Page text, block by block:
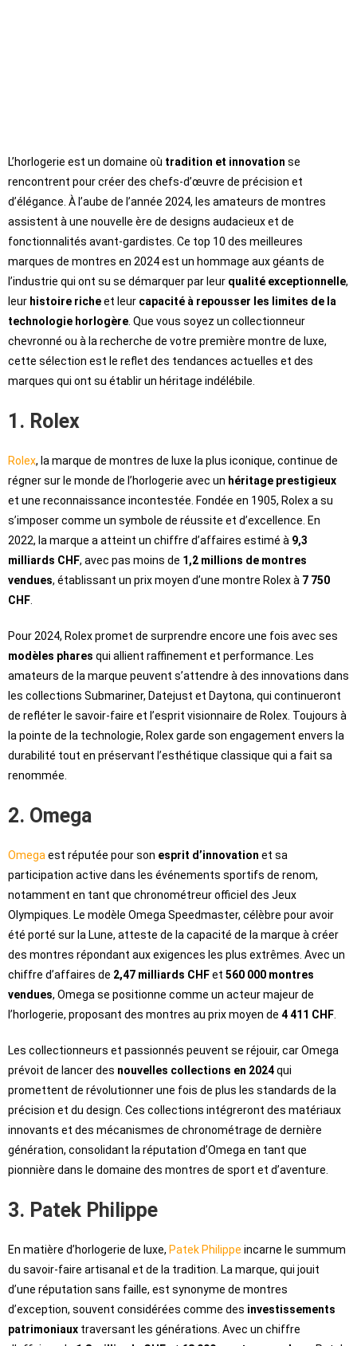
L’horlogerie est un domaine où tradition et innovation se
rencontrent pour créer des chefs-d’œuvre de précision et
d’élégance. À l’aube de l’année 2024, les amateurs de montres
assistent à une nouvelle ère de designs audacieux et de
fonctionnalités avant-gardistes. Ce top 10 des meilleures
marques de montres en 2024 est un hommage aux géants de
l’industrie qui ont su se démarquer par leur qualité exceptionnelle,
leur histoire richeet leur capacité à repousser les limites de la
technologie horlogère . Que vous soyez un collectionneur
chevronné ou à la recherche de votre première montre de luxe,
cette sélection est le reflet des tendances actuelles et des
marques qui ont su établir un héritage indélébile.
1. Rolex
Rolex, la marque de montres de luxe la plus iconique, continue de
régner sur le monde de l’horlogerie avec un héritage prestigieux
et une reconnaissance incontestée. Fondée en 1905, Rolex a su
s’imposer comme un symbole de réussite et d’excellence. En
2022, la marque a atteint un chiffre d’affaires estimé à 9,3
milliards CHF, avec pas moins de 1,2 millions de montres
vendues, établissant un prix moyen d’une montre Rolex à 7 750
CHF
Pour 2024, Rolex promet de surprendre encore une fois avec ses
modèles phares qui allient raffinement et performance. Les
amateurs de la marque peuvent s’attendre à des innovations dans
les collections Submariner, Datejust et Daytona, qui continueront
de refléter le savoir-faire et l’esprit visionnaire de Rolex. Toujours à
la pointe de la technologie, Rolex garde son engagement envers la
durabilité tout en préservant l’esthétique classique qui a fait sa
renommée.
2. Omega
Omega est réputée pour son esprit d’innovation et sa
participation active dans les événements sportifs de renom,
notamment en tant que chronométreur officiel des Jeux
Olympiques. Le modèle Omega Speedmaster, célèbre pour avoir
été porté sur la Lune, atteste de la capacité de la marque à créer
des montres répondant aux exigences les plus extrêmes. Avec un
chiffre d’affaires de 2,47 milliards CHFet 560 000 montres
vendues, Omega se positionne comme un acteur majeur de
l’horlogerie, proposant des montres au prix moyen de 4 411 CHF
Les collectionneurs et passionnés peuvent se réjouir, car Omega
prévoit de lancer des nouvelles collections en 2024qui
promettent de révolutionner une fois de plus les standards de la
précision et du design. Ces collections intégreront des matériaux
innovants et des mécanismes de chronométrage de dernière
génération, consolidant la réputation d’Omega en tant que
pionnière dans le domaine des montres de sport et d’aventure.
3. Patek Philippe
En matière d’horlogerie de luxe, Patek Philippe incarne le summum
du savoir-faire artisanal et de la tradition. La marque, qui jouit
d’une réputation sans faille, est synonyme de montres
d’exception, souvent considérées comme des investissements
patrimoniaux traversant les générations. Avec un chiffre